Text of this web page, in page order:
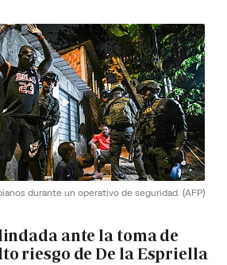
durante un operativo de seguridad. (AFP)
ante la toma de
riesgo de De la Espriella